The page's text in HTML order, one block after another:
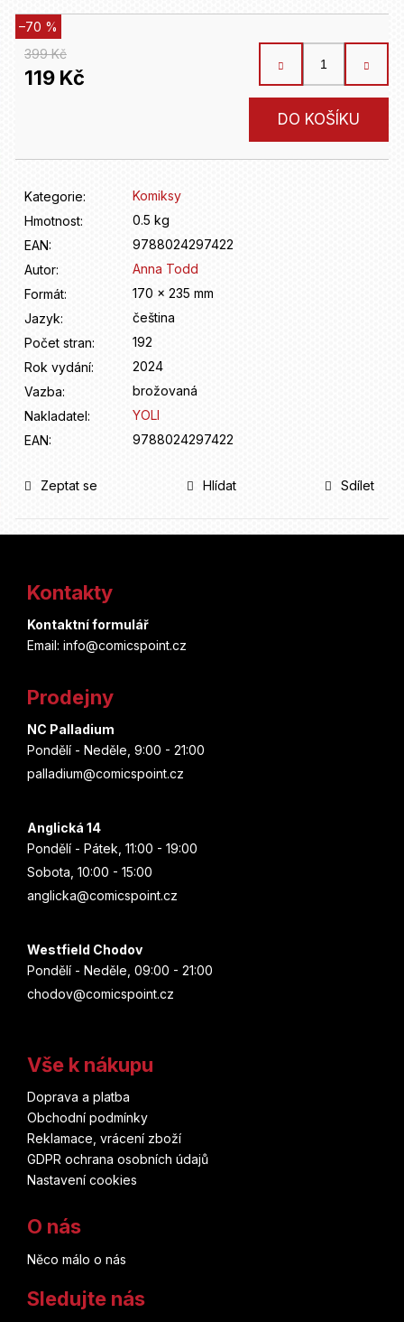
399 Kč
–70 %
119 Kč
DO KOŠÍKU
Kategorie:
Komiksy
Hmotnost:
0.5 kg
EAN:
9788024297422
Autor:
Anna Todd
Formát:
170 x 235 mm
Jazyk:
čeština
Počet stran:
192
Rok vydání:
2024
Vazba:
brožovaná
Nakladatel:
YOLI
EAN: 9788024297422
Zeptat se Hlídat Sdílet
?
HLEDAT
r
u
č
u
e
m
e
Kontakty
Kontaktní formulář
Email: info@comicspoint.cz
Prodejny
NC Palladium
Pondělí - Neděle, 9:00 - 21:00
palladium@comicspoint.cz
Anglická 14
Pondělí - Pátek, 11:00 - 19:00
Sobota, 10:00 - 15:00
anglicka@comicspoint.cz
Westfield Chodov
Pondělí - Neděle, 09:00 - 21:00
chodov@comicspoint.cz
Vše k nákupu
Doprava a platba
Obchodní podmínky
Reklamace, vrácení zboží
GDPR ochrana osobních údajů
Nastavení cookies
O nás
Něco málo o nás
Sledujte nás